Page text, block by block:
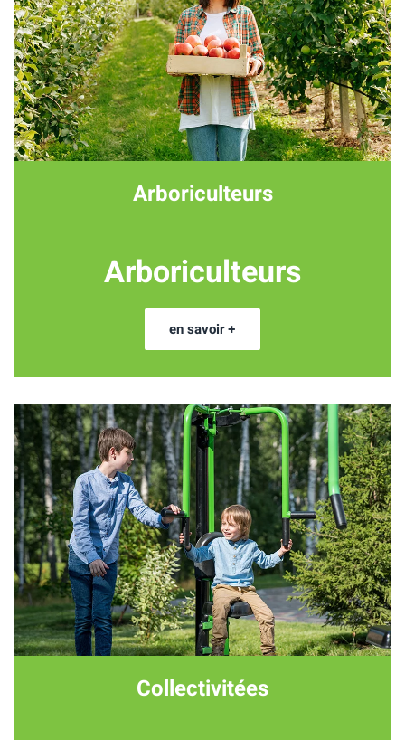
Arboriculteurs
Arboriculteurs
en savoir +
Collectivitées